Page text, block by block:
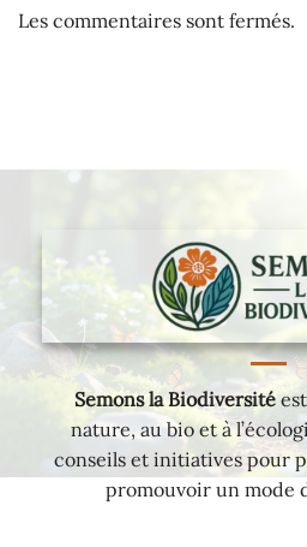
Les commentaires sont fermés.
Semons la Biodiversité
nature, au bio et à
conseils et initiatives pour
promouvoir un mode